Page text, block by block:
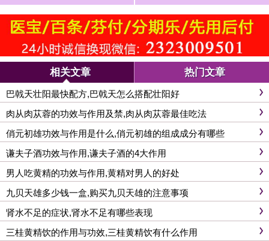
的功效和用法用量
配壮阳好
相关文章 热门文章
巴戟天壮阳最快配方,巴戟天怎么搭配壮阳好
肉从肉苁蓉的功效与作用及禁,肉从肉苁蓉最佳吃法
俏元初雄功效与作用是什么,俏元初雄的组成成分有哪些
谦夫子酒功效与作用,谦夫子酒的4大作用
男人吃黄精的功效与作用,黄精对男人的好处
九贝天雄多少钱一盒,购买九贝天雄的注意事项
肾水不足的症状,肾水不足有哪些表现
三桂黄精饮的作用与功效,三桂黄精饮有什么作用